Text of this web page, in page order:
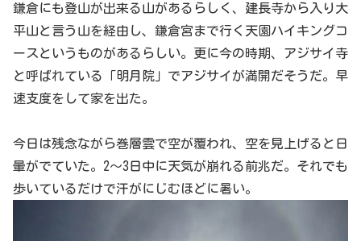
鎌倉にも登山が出来る山があるらしく、建長寺から入り大
平山と言う山を経由し、鎌倉宮まで行く天園ハイキングコ
ースというものがあるらしい。更に今の時期、アジサイ寺
と呼ばれている「明月院」でアジサイが満開だそうだ。早
速支度をして家を出た。
今日は残念ながら巻層雲で空が覆われ、空を見上げると日
暈がでていた。2～3日中に天気が崩れる前兆だ。それでも
歩いているだけで汗がにじむほどに暑い。